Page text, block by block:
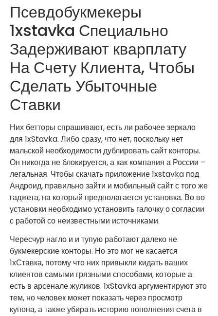
Псевдобукмекеры
1xstavka Специально
Задерживают кварплату
На Счету Клиента, Чтобы
Сделать Убыточные
Ставки
Них бетторы спрашивают, есть ли рабочее зеркало
для 1xStavka. Либо сразу, что нет, поскольку нет
мальской необходимости дублировать сайт конторы.
Он никогда не блокируется, а как компания а России –
легальная. Чтобы скачать приложение 1xstavka под
Андроид, правильно зайти и мобильный сайт с того же
гаджета, на который предполагается установка. Во во
установки необходимо установить галочку о согласии
с работой со неизвестными источниками.
Чересчур нагло и и тупую работают далеко не
букмекерские конторы. Но это мог не касается
1хСтавка, потому что них привыкли кидать ваших
клиентов самыми грязными способами, которые а
есть в арсенале жуликов. 1xStavka аргументируют это
тем, но человек может показать через просмотр
купона, а также убирать историю пополнения счета в